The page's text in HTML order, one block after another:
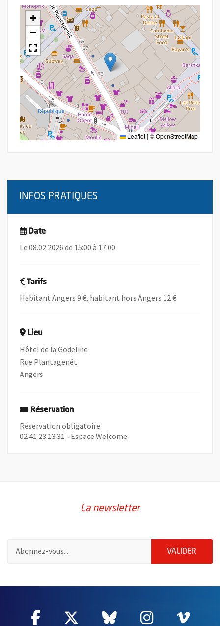
+
−
Leaflet | ©OpenStreetMap
INFOS PRATIQUES
Date
Le 08.02.2026 de 15:00 à 17:00
Tarifs
Habitant Angers 9 €, habitant hors Angers 12 €
Lieu
Hôtel de la Godeline
Rue Plantagenêt
Angers
Réservation
Réservation obligatoire
02 41 23 13 31 - Espace Welcome
La newsletter
VALIDER
Facebook
, Ouvre une nouvelle fenêtre
Twitter
, Ouvre une nouvelle
Bluesky
, Ouvre une
Instagram
, Ouvre
,